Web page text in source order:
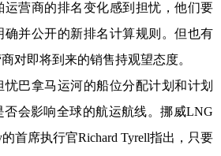
运营商的排名变化感到担忧，他们要
确并公开的新排名计算规则。但也有
对即将到来的销售持观望态度。
巴拿马运河的船位分配计划和计划
会影响全球的航运航线。挪威LNG
首席执行官Richard Tyrell指出，只要